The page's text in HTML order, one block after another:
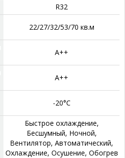
‎R32
‎22/27/32/53/70 кв.м
А++
А++
‎-20°C
‎Быстрое охлаждение,
Бесшумный, Ночной,
Вентилятор, Автоматический,
Охлаждение, Осушение, Обогрев